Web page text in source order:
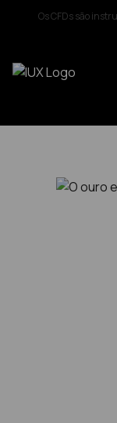
Os CFDs são